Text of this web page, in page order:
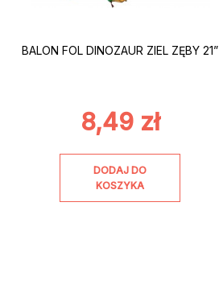
BALON FOL DINOZAUR ZIEL ZĘBY 21”
8,49 zł
DODAJ DO
KOSZYKA